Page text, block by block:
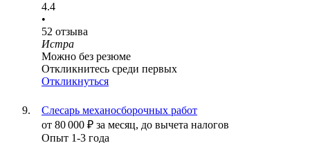
4.4
•
52 отзыва
Истра
Можно без резюме
Откликнитесь среди первых
Откликнуться
Слесарь механосборочных работ
от 80 000 ₽ за месяц, до вычета налогов
Опыт 1-3 года